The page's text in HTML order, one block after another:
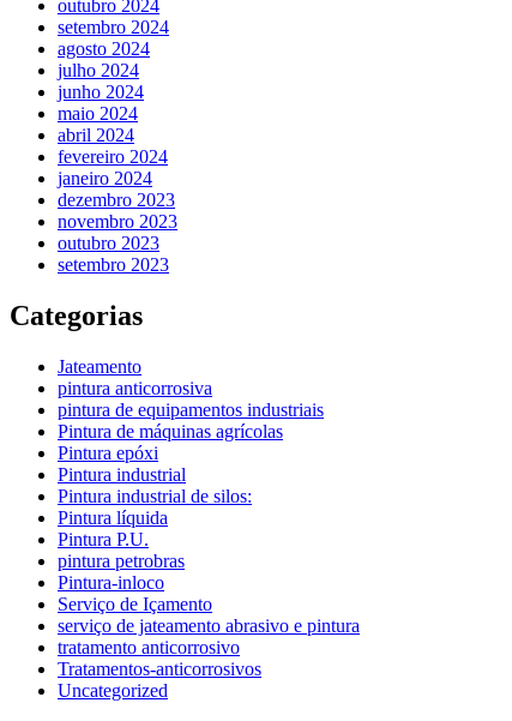
outubro 2024
setembro 2024
agosto 2024
julho 2024
junho 2024
maio 2024
abril 2024
fevereiro 2024
janeiro 2024
dezembro 2023
novembro 2023
outubro 2023
setembro 2023
Categorias
Jateamento
pintura anticorrosiva
pintura de equipamentos industriais
Pintura de máquinas agrícolas
Pintura epóxi
Pintura industrial
Pintura industrial de silos:
Pintura líquida
Pintura P.U.
pintura petrobras
Pintura-inloco
Serviço de Içamento
serviço de jateamento abrasivo e pintura
tratamento anticorrosivo
Tratamentos-anticorrosivos
Uncategorized